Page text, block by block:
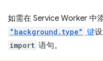
如需在 Service Worker 中
"background.type" 键
import 语句。